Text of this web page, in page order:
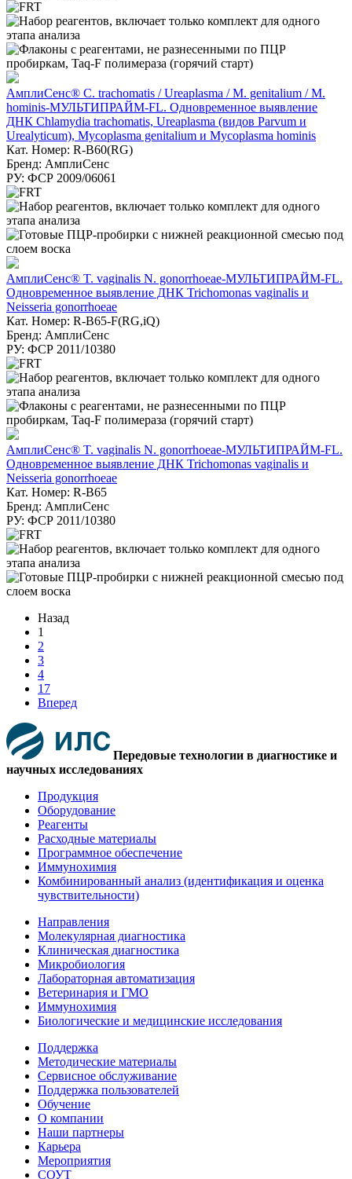
АмплиСенс® C. trachomatis / Ureaplasma / M. genitalium / M.
hominis-МУЛЬТИПРАЙМ-FL. Одновременное выявление
ДНК Chlamydia trachomatis, Ureaplasma (видов Parvum и
Urealyticum), Mycoplasma genitalium и Mycoplasma hominis
Кат. Номер: R-B60(RG)
Бренд: АмплиСенс
РУ: ФСР 2009/06061
АмплиСенс® T. vaginalis N. gonorrhoeae-МУЛЬТИПРАЙМ-FL.
Одновременное выявление ДНК Trichomonas vaginalis и
Neisseria gonorrhoeae
Кат. Номер: R-B65-F(RG,iQ)
Бренд: АмплиСенс
РУ: ФСР 2011/10380
АмплиСенс® T. vaginalis N. gonorrhoeae-МУЛЬТИПРАЙМ-FL.
Одновременное выявление ДНК Trichomonas vaginalis и
Neisseria gonorrhoeae
Кат. Номер: R-B65
Бренд: АмплиСенс
РУ: ФСР 2011/10380
Назад
1
2
3
4
17
Вперед
Передовые технологии в диагностике и
научных исследованиях
Продукция
Оборудование
Реагенты
Расходные материалы
Программное обеспечение
Иммунохимия
Комбинированный анализ (идентификация и оценка
чувствительности)
Направления
Молекулярная диагностика
Клиническая диагностика
Микробиология
Лабораторная автоматизация
Ветеринария и ГМО
Иммунохимия
Биологические и медицинские исследования
Поддержка
Методические материалы
Сервисное обслуживание
Поддержка пользователей
Обучение
О компании
Наши партнеры
Карьера
Мероприятия
СОУТ